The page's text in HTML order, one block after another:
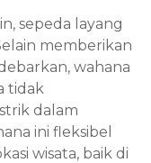
sepeda layang
memberikan
wahana
tidak
dalam
ini fleksibel
wisata, baik di